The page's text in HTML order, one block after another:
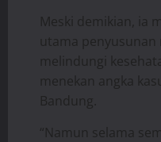
Meski demikian, ia
utama
melindungi
menekan angka
Bandung.
“Namun selama